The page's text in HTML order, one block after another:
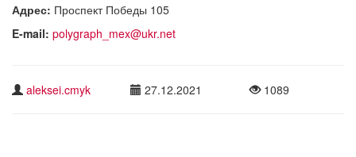
Адрес: Проспект Победы 105
E-mail: polygraph_mex@ukr.net
aleksei.cmyk 27.12.2021 1089